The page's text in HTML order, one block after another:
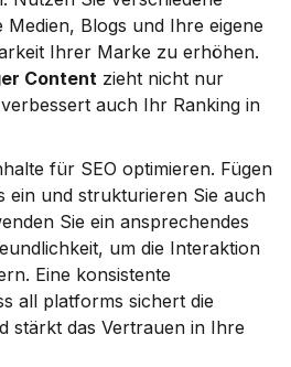
Blogs und Ihre eigene
Content zieht nicht nur
auch Ihr Ranking in
für SEO optimieren. Fügen
ein und strukturieren Sie auch
Sie ein ansprechendes
um die Interaktion
Eine konsistente
all platforms sichert die
stärkt das Vertrauen in Ihre